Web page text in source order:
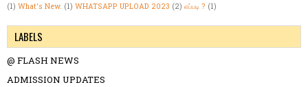
(1) What's New. (1) WHATSAPP UPLOAD 2023 (2) எப்படி ? (1)
LABELS
@ FLASH NEWS
ADMISSION UPDATES